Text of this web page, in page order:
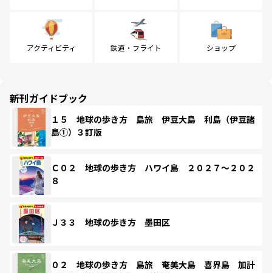
アクティビティ 鉄道・フライト ショップ
新刊ガイドブック
１５ 地球の歩き方 島旅 伊豆大島 利島（伊豆諸
島①）３訂版
Ｃ０２ 地球の歩き方 ハワイ島 ２０２７～２０２
８
Ｊ３３ 地球の歩き方 墨田区
０２ 地球の歩き方 島旅 奄美大島 喜界島 加計